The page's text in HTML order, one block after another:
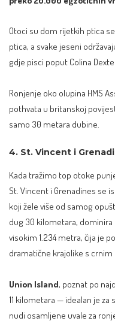
Otoci su dom rijetkih ptica
ptica, a svake jeseni
gdje pisci poput Colina
Ronjenje oko olupina HMS
pothvata u britanskoj
samo 30 metara dubine.
4. St. Vincent i
Kada tražimo top otoke
St. Vincent i Grenadines se
koji žele više od samog
dug 30 kilometara, dominira
visokim 1.234 metra, čija je
dramatične krajolike s
Union Island, poznat po
11 kilometara — idealan je
nudi osamljene uvale za